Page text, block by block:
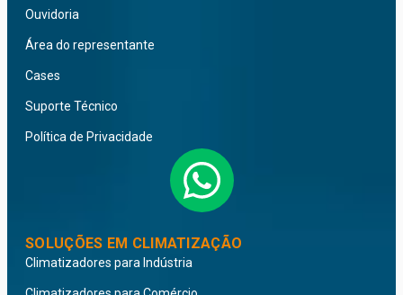
Ouvidoria
Área do representante
Cases
Suporte Técnico
Política de Privacidade
SOLUÇÕES EM CLIMATIZAÇÃO
Climatizadores para Indústria